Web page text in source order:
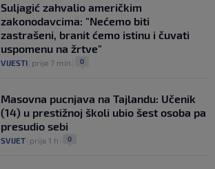
Suljagić zahvalio američkim
zakonodavcima: "Nećemo biti
zastrašeni, branit ćemo istinu i čuvati
uspomenu na žrtve"
VIJESTI prije 7 min 0
Masovna pucnjava na Tajlandu: Učenik
(14) u prestižnoj školi ubio šest osoba pa
presudio sebi
SVIJET prije 1 h 0